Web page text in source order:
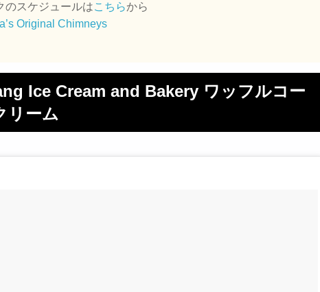
のスケジュールはこちらから
Original Chimneys
Ice Cream and Bakery ワッフルコー
リーム